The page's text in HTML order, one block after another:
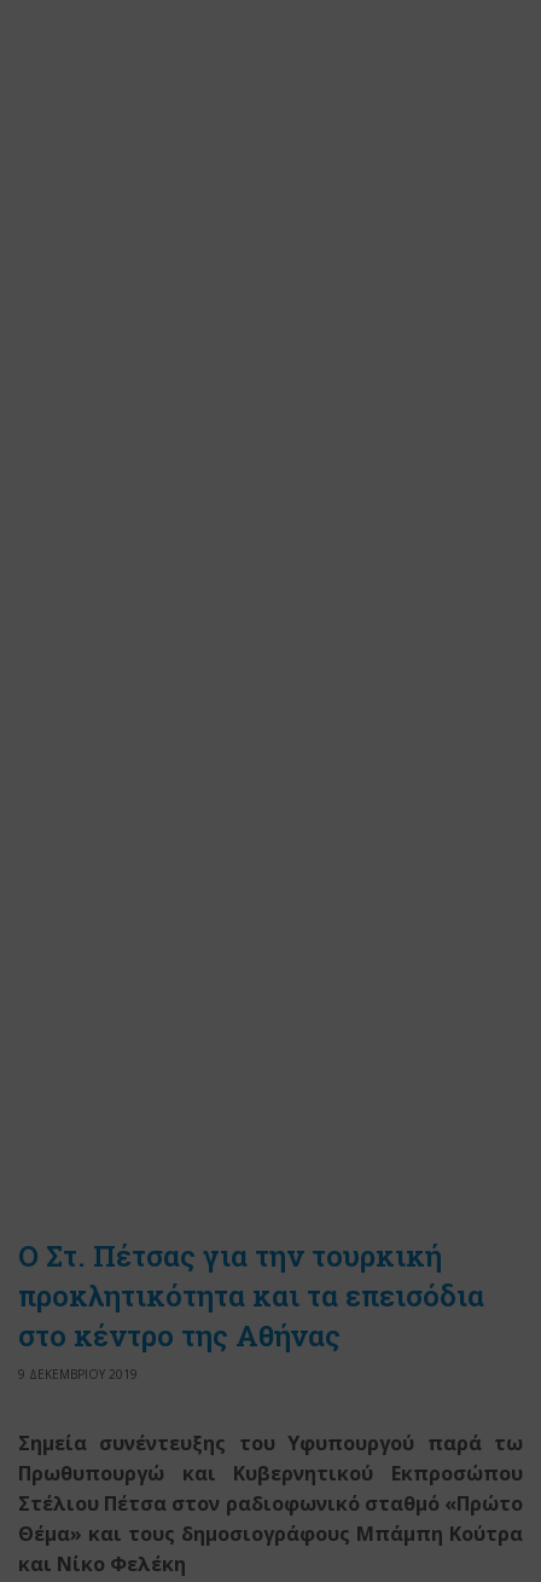
Ο Στ. Πέτσας για την τουρκική
προκλητικότητα και τα επεισόδια
στο κέντρο της Αθήνας
9 ΔΕΚΕΜΒΡΙΟΥ 2019
Σημεία συνέντευξης του Υφυπουργού παρά τω
Πρωθυπουργώ και Κυβερνητικού Εκπροσώπου
Στέλιου Πέτσα στον ραδιοφωνικό σταθμό «Πρώτο
Θέμα» και τους δημοσιογράφους Μπάμπη Κούτρα
και Νίκο Φελέκη